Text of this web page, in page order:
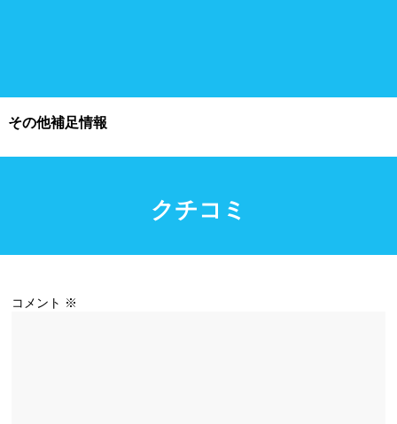
その他補足情報
クチコミ
コメント ※